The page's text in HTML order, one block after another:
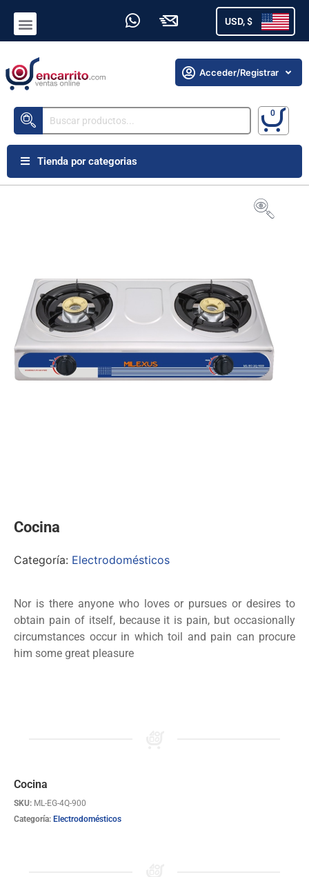
USD, $
Tienda por categorias
Acceder/Registrar
Cocina
Categoría: Electrodomésticos
Nor is there anyone who loves or pursues or desires to
obtain pain of itself, because it is pain, but occasionally
circumstances occur in which toil and pain can procure
him some great pleasure
Cocina
SKU: ML-EG-4Q-900
Categoría: Electrodomésticos